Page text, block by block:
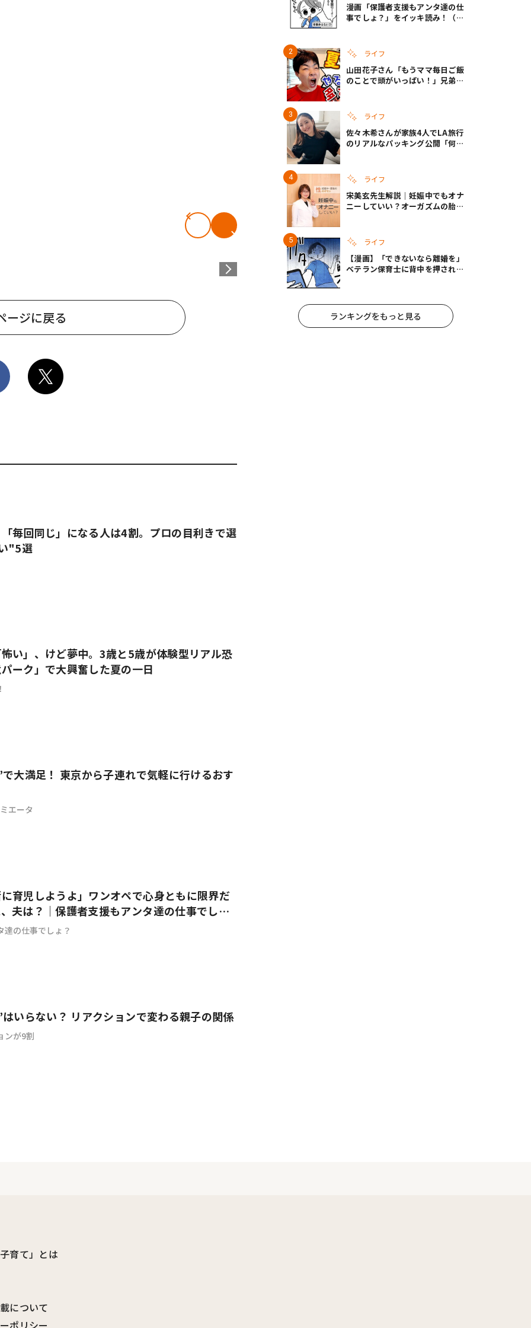
ージに戻る
毎回同じ」になる人は4割。プロの目利きで選
"5選
い」、けど夢中。3歳と5歳が体験型リアル恐
ーク」で大興奮した夏の一日
大満足！ 東京から子連れで気軽に行けるおす
エータ
育児しようよ」ワンオペで心身ともに限界だ
夫は？｜保護者支援もアンタ達の仕事でし
達の仕事でしょ？
いらない？ リアクションで変わる親子の関係
ンが9割
漫画「保護者支援もアンタ達の仕
事でしょ？」をイッキ読み！（右
ライフ
山田花子さん「もうママ毎日ご飯
のことで頭がいっぱい！」兄弟夏
ライフ
佐々木希さんが家族4人でLA旅行
のリアルなパッキング公開「何が
ライフ
宋美玄先生解説｜妊娠中でもオナ
ニーしていい？オーガズムの胎児
ライフ
【漫画】「できないなら離婚を」
ベテラン保育士に背中を押され、
ランキングをもっと見る
育て」とは
について